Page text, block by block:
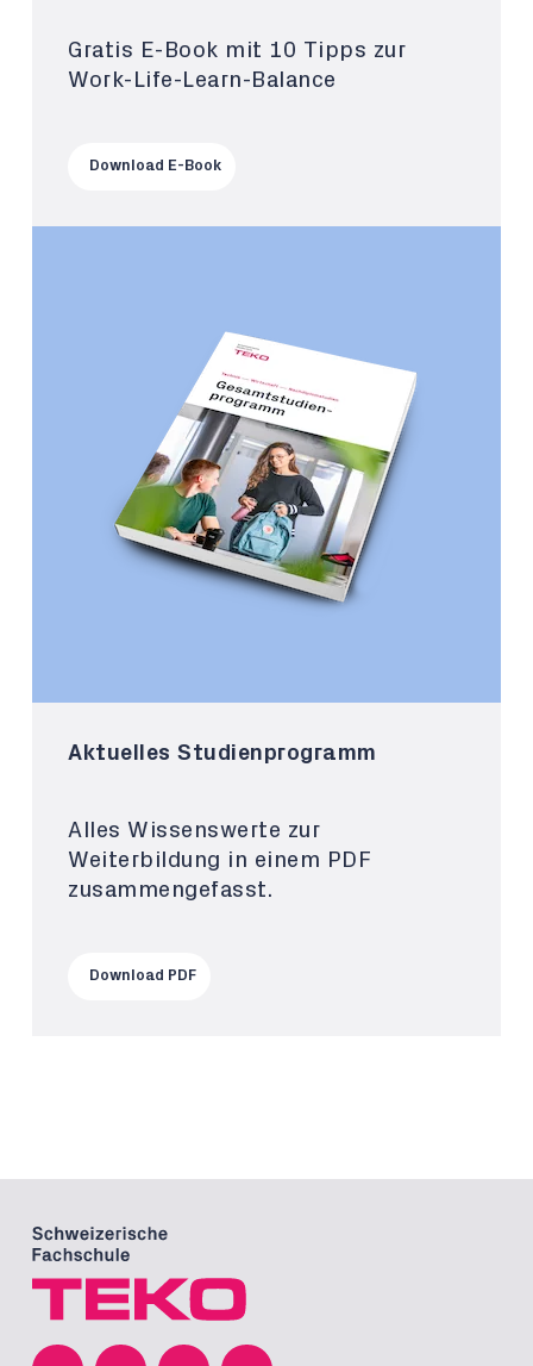
Gratis E-Book mit 10 Tipps zur
Work-Life-Learn-Balance
Download E-Book
Aktuelles Studienprogramm
Alles Wissenswerte zur
Weiterbildung in einem PDF
zusammengefasst.
Download PDF